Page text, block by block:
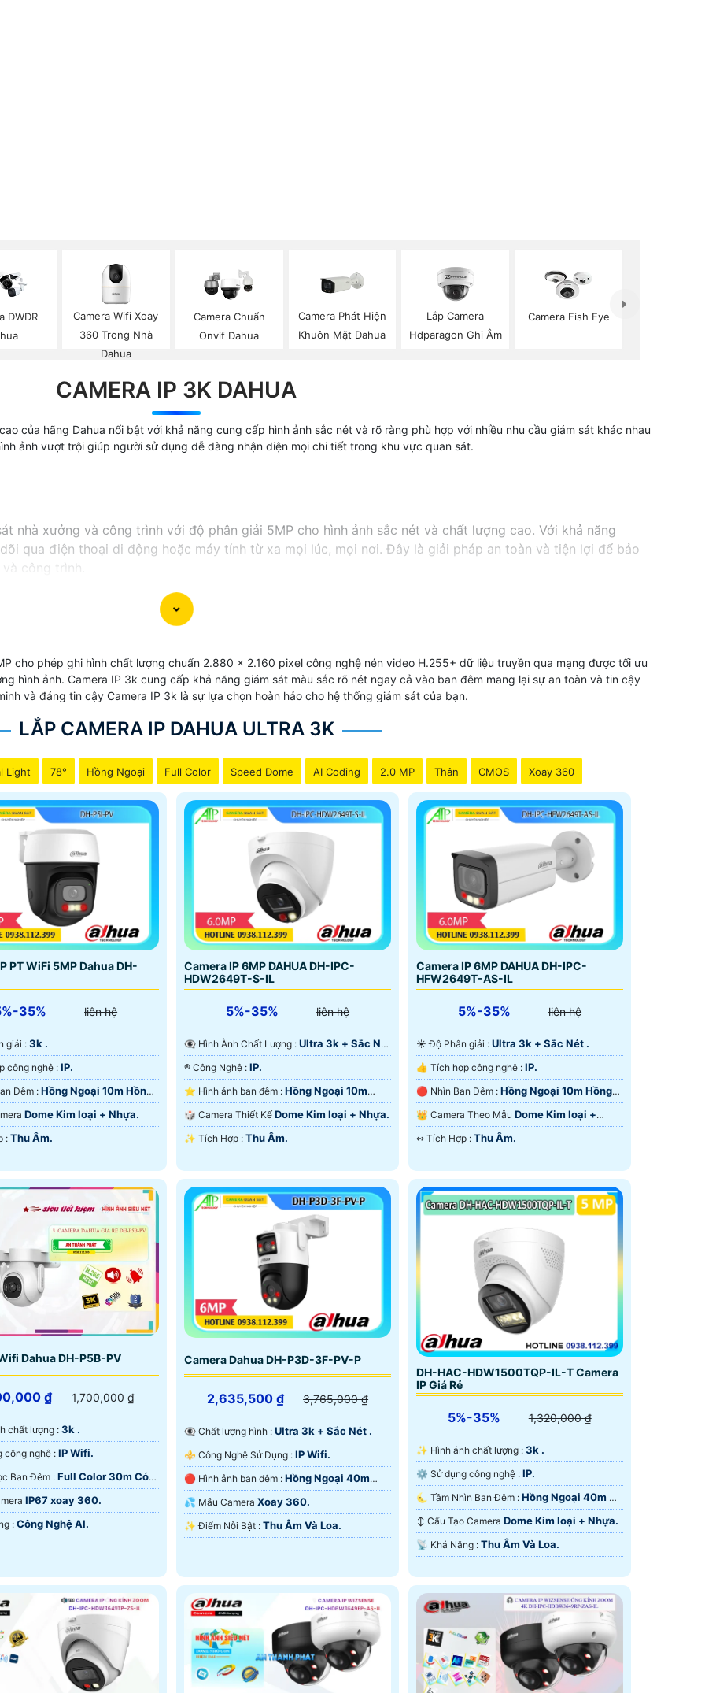
DWDR
Camera Wifi Xoay
360 Trong Nhà
Dahua
Camera Chuẩn
Onvif Dahua
Camera Phát Hiện
Khuôn Mặt Dahua
Lắp Camera
Hdparagon Ghi Âm
Camera Fish Eye
CAMERA IP 3K DAHUA
của hãng Dahua nổi bật với khả năng cung cấp hình ảnh sắc nét và rõ ràng phù hợp với nhiều nhu cầu giám sát khác nhau
ảnh vượt trội giúp người sử dụng dễ dàng nhận diện mọi chi tiết trong khu vực quan sát.
nhà xưởng và công trình với độ phân giải 5MP cho hình ảnh sắc nét và chất lượng cao. Với khả năng
qua điện thoại di động hoặc máy tính từ xa mọi lúc, mọi nơi. Đây là giải pháp an toàn và tiện lợi để bảo
công trình.
cho phép ghi hình chất lượng chuẩn 2.880 x 2.160 pixel công nghệ nén video H.255+ dữ liệu truyền qua mạng được tối ưu
hình ảnh. Camera IP 3k cung cấp khả năng giám sát màu sắc rõ nét ngay cả vào ban đêm mang lại sự an toàn và tin cậy
và đáng tin cậy Camera IP 3k là sự lựa chọn hoàn hảo cho hệ thống giám sát của bạn.
LẮP CAMERA IP DAHUA ULTRA 3K
Light 78° Hồng Ngoại Full Color Speed Dome AI Coding 2.0 MP Thân CMOS Xoay 360
PT WiFi 5MP Dahua DH-
35% liên hệ
giải : 3k .
⚜️ Tích hợp công nghệ : IP.
💡 Video Ban Đêm : Hồng Ngoại 10m Hồng
Dome Kim loại + Nhựa.
️♚ Tích Hợp : Thu Âm.
Camera IP 6MP DAHUA DH-IPC-
HDW2649T-S-IL
5%-35% liên hệ
👁️‍🗨 Hình Ành Chất Lượng : Ultra 3k + Sắc Nét
.
®️ Công Nghệ : IP.
⭐ Hình ảnh ban đêm : Hồng Ngoại 10m
Hồng Ngoại SMD.
🎲 Camera Thiết Kế Dome Kim loại + Nhựa.
️✨ Tích Hợp : Thu Âm.
Camera IP 6MP DAHUA DH-IPC-
HFW2649T-AS-IL
5%-35% liên hệ
☀️ Độ Phân giải : Ultra 3k + Sắc Nét .
👍 Tích hợp công nghệ : IP.
🔴 Nhìn Ban Đêm : Hồng Ngoại 10m Hồng
Ngoại SMD.
👑 Camera Theo Mẫu Dome Kim loại +
Nhựa.
️↭ Tích Hợp : Thu Âm.
Dahua DH-P5B-PV
₫ 1,700,000 ₫
chất lượng : 3k .
🕉️ Sử dụng công nghệ : IP Wifi.
❂ Xem Được Ban Đêm : Full Color 30m Có
IP67 xoay 360.
️📢 Khả Năng : Công Nghệ AI.
Camera Dahua DH-P3D-3F-PV-P
2,635,500 ₫ 3,765,000 ₫
👁️‍🗨 Chất lượng hình : Ultra 3k + Sắc Nét .
⚜️ Công Nghệ Sử Dụng : IP Wifi.
🔴 Hình ảnh ban đêm : Hồng Ngoại 40m
Hồng Ngoại Smart IR.
💦 Mẫu Camera Xoay 360.
️✨ Điểm Nỗi Bật : Thu Âm Và Loa.
DH-HAC-HDW1500TQP-IL-T Camera
IP Giá Rẻ
5%-35% 1,320,000 ₫
✨ Hình ảnh chất lượng : 3k .
⚙ Sử dụng công nghệ : IP.
🌜 Tầm Nhìn Ban Đêm : Hồng Ngoại 40m Có
Màu Ban Ðêm.
↕️ Cấu Tạo Camera Dome Kim loại + Nhựa.
️📡 Khả Năng : Thu Âm Và Loa.